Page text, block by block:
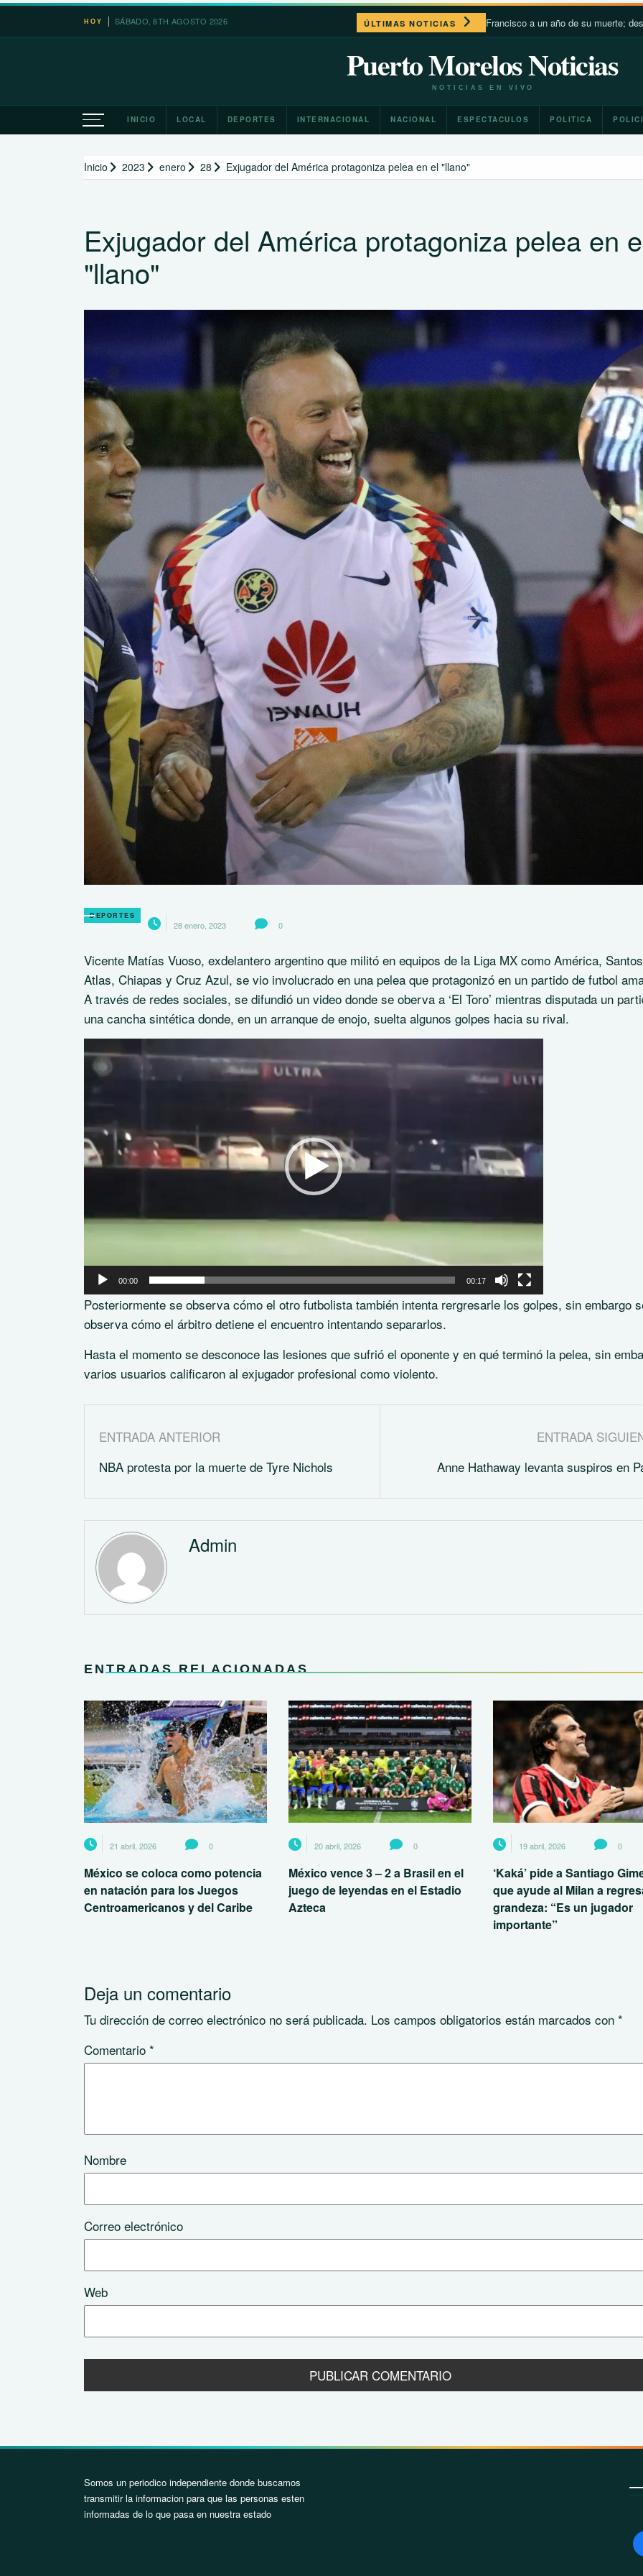
Saltar
HOY SÁBADO, 8TH AGOSTO 2026 ÚLTIMAS NOTICIAS
León XIV recuerda a Francisco a un año de su muerte; destaca su
Puerto Morelos Noticias
NOTICIAS EN VIVO
INICIO LOCAL DEPORTES INTERNACIONAL NACIONAL ESPECTACULOS POLITICA
Inicio 2023 enero 28 Exjugador del América protagoniza pelea en el "llano"
Exjugador del América protagoniza pelea en
"llano"
DEPORTES
28 enero, 2023 0
Vicente Matías Vuoso, exdelantero argentino que militó en equipos de la Liga MX como América,
Atlas, Chiapas y Cruz Azul, se vio involucrado en una pelea que protagonizó en un partido de futbol
A través de redes sociales, se difundió un video donde se oberva a ‘El Toro’ mientras disputada un
una cancha sintética donde, en un arranque de enojo, suelta algunos golpes hacia su rival.
Reproductor
de
vídeo
00:00 00:17
Posteriormente se observa cómo el otro futbolista también intenta rergresarle los golpes, sin embargo
observa cómo el árbitro detiene el encuentro intentando separarlos.
Hasta el momento se desconoce las lesiones que sufrió el oponente y en qué terminó la pelea, sin
varios usuarios calificaron al exjugador profesional como violento.
ENTRADA ANTERIOR
NBA protesta por la muerte de Tyre Nichols
ENTRADA
Anne Hathaway levanta suspiros en
Admin
ENTRADAS RELACIONADAS
21 abril, 2026 0
México se coloca como potencia
en natación para los Juegos
Centroamericanos y del Caribe
20 abril, 2026 0
México vence 3 – 2 a Brasil en el
juego de leyendas en el Estadio
Azteca
19 abril, 2026 0
‘Kaká’ pide a Santiago
que ayude al Milan a
grandeza: “Es un jugador
importante”
Deja un comentario
Tu dirección de correo electrónico no será publicada. Los campos obligatorios están marcados con *
Comentario *
Nombre
Correo electrónico
Web
Somos un periodico independiente donde buscamos
transmitir la informacion para que las personas esten
informadas de lo que pasa en nuestra estado